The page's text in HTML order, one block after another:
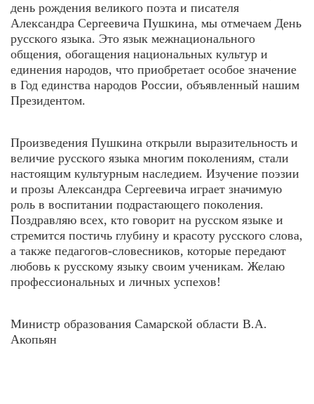
день рождения великого поэта и писателя
Александра Сергеевича Пушкина, мы отмечаем День
русского языка. Это язык межнационального
общения, обогащения национальных культур и
единения народов, что приобретает особое значение
в Год единства народов России, объявленный нашим
Президентом.
Произведения Пушкина открыли выразительность и
величие русского языка многим поколениям, стали
настоящим культурным наследием. Изучение поэзии
и прозы Александра Сергеевича играет значимую
роль в воспитании подрастающего поколения.
Поздравляю всех, кто говорит на русском языке и
стремится постичь глубину и красоту русского слова,
а также педагогов-словесников, которые передают
любовь к русскому языку своим ученикам. Желаю
профессиональных и личных успехов!
Министр образования Самарской области В.А.
Акопьян